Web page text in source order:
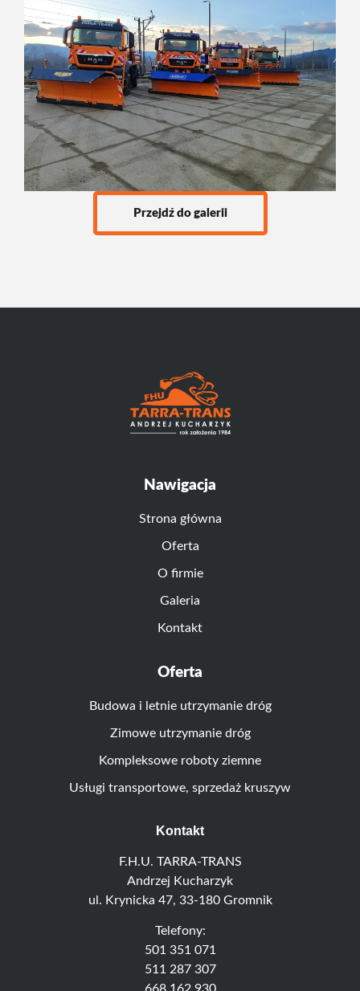
Przejdź do galerii
Nawigacja
Strona główna
Oferta
O firmie
Galeria
Kontakt
Oferta
Budowa i letnie utrzymanie dróg
Zimowe utrzymanie dróg
Kompleksowe roboty ziemne
Usługi transportowe, sprzedaż kruszyw
Kontakt
F.H.U. TARRA-TRANS
Andrzej Kucharzyk
ul. Krynicka 47, 33-180 Gromnik
Telefony:
501 351 071
511 287 307